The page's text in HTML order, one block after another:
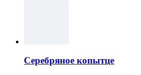
Серебряное копытце